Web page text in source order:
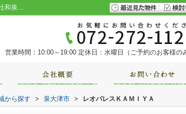
レオパレスＫＡＭＩＹＡ／堺市の一人暮らし・ファミリー向け賃貸／パキラホームズ 株式会社和泉不動産
営業時間：10:00～19:00 定休日：水曜日（ご予約のお客様の
から探す > 泉大津市 > レオパレスＫＡＭＩＹＡ